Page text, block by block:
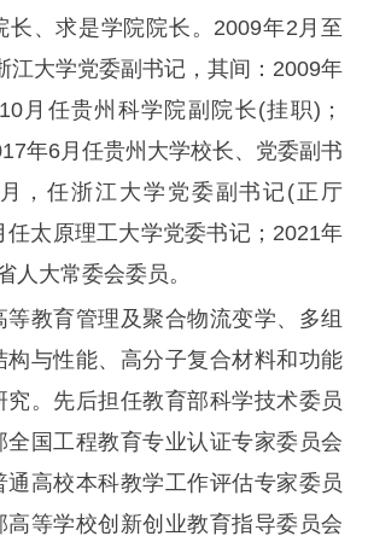
长、求是学院院长。2009年2月至
江大学党委副书记，其间：2009年
月任贵州科学院副院长(挂职)；
年6月任贵州大学校长、党委副书
，任浙江大学党委副书记(正厅
任太原理工大学党委书记；2021年
人大常委会委员。
育管理及聚合物流变学、多组
构与性能、高分子复合材料和功能
究。先后担任教育部科学技术委员
全国工程教育专业认证专家委员会
通高校本科教学工作评估专家委员
高等学校创新创业教育指导委员会